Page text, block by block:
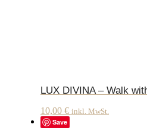
LUX DIVINA – Walk
10,00 € inkl. MwSt.
Save